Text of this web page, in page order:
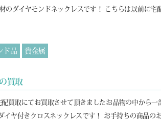
のダイヤモンドネックレスです！ こちらは以前に宅
ド品 貴金属
買取
買取にてお買取させて頂きましたお品物の中から一
イヤ付きクロスネックレスです！ お手持ちの商品の